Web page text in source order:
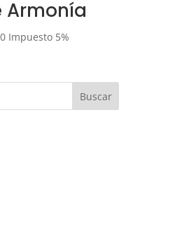
Armonía
Rango
desde
Impuesto 5%